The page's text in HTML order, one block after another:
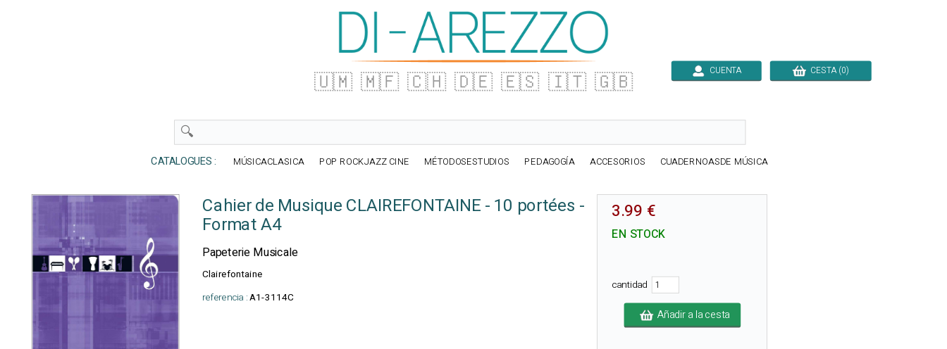
🇺🇲 🇲🇫 🇨🇭 🇩🇪 🇪🇸 🇮🇹 🇬🇧 CUENTA CESTA (0)
CATALOGUES : MÚSICACLASICA POP ROCKJAZZ CINE MÉTODOSESTUDIOS PEDAGOGÍA ACCESORIOS CUADERNOASDE MÚSICA
Cahier de Musique CLAIREFONTAINE - 10 portées -
Format A4
Papeterie Musicale
Clairefontaine
referencia :A1-3114C
3.99 €
EN STOCK
cantidad
Añadir a la cesta